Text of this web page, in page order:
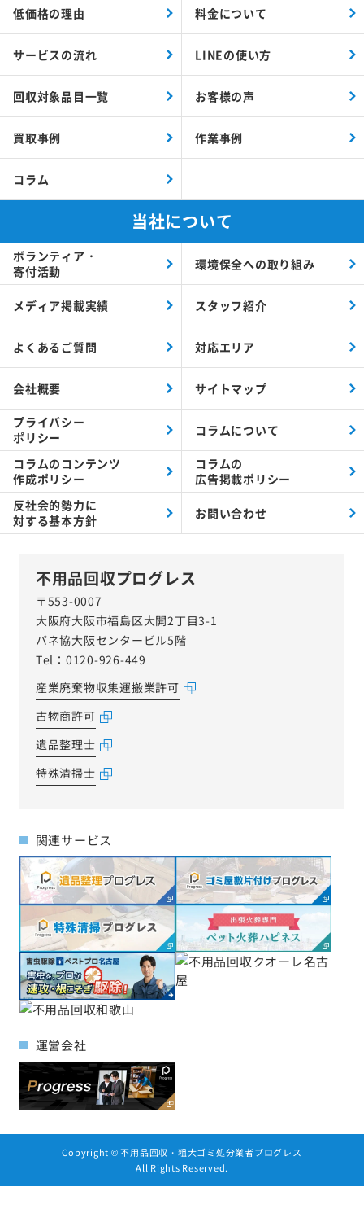
不用品回収プログレス
〒553-0007
大阪府大阪市福島区大開2丁目3-1
パネ協大阪センタービル5階
Tel：0120-926-449
産業廃棄物収集運搬業許可
古物商許可
遺品整理士
特殊清掃士
低価格の理由 料金について
サービスの流れ LINEの使い方
回収対象品目一覧 お客様の声
買取事例 作業事例
コラム
当社について
ボランティア・
寄付活動
環境保全への取り組み
メディア掲載実績 スタッフ紹介
よくあるご質問 対応エリア
会社概要 サイトマップ
プライバシー
ポリシー
コラムについて
コラムの コンテンツ
作成ポリシー
コラムの
広告掲載ポリシー
反社会的勢力に
対する基本方針 お問い合わせ
関連サービス
運営会社
Copyright ©不用品回収・粗大ゴミ処分業者プログレス
All Rights Reserved.